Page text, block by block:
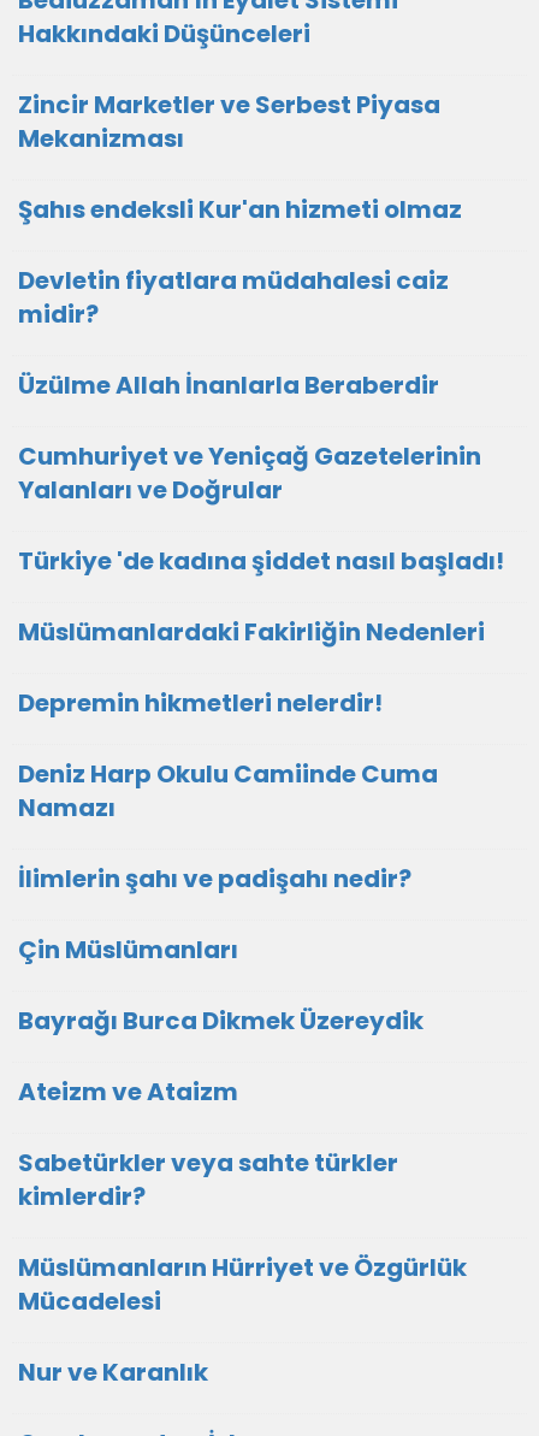
Hakkındaki Düşünceleri
Zincir Marketler ve Serbest Piyasa
Mekanizması
Şahıs endeksli Kur'an hizmeti olmaz
Devletin fiyatlara müdahalesi caiz
midir?
Üzülme Allah İnanlarla Beraberdir
Cumhuriyet ve Yeniçağ Gazetelerinin
Yalanları ve Doğrular
Türkiye 'de kadına şiddet nasıl başladı!
Müslümanlardaki Fakirliğin Nedenleri
Depremin hikmetleri nelerdir!
Deniz Harp Okulu Camiinde Cuma
Namazı
İlimlerin şahı ve padişahı nedir?
Çin Müslümanları
Bayrağı Burca Dikmek Üzereydik
Ateizm ve Ataizm
Sabetürkler veya sahte türkler
kimlerdir?
Müslümanların Hürriyet ve Özgürlük
Mücadelesi
Nur ve Karanlık